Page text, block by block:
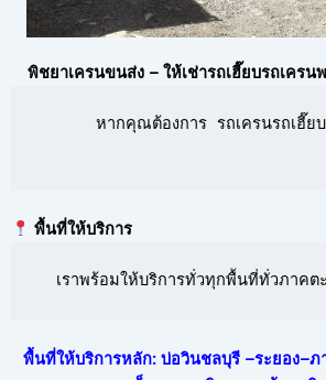
พิชยาเครนขนส่ง – ให้เช่ารถเฮี๊ยบรถเคร
หากคุณต้องการ รถเครนรถเฮี๊ย
พื้นที่ให้บริการ
เราพร้อมให้บริการทั่วทุกพื้นที่ทั่วภาคต
พื้นที่ให้บริการหลัก: บ่อวินชลบุรี –ระยอง–